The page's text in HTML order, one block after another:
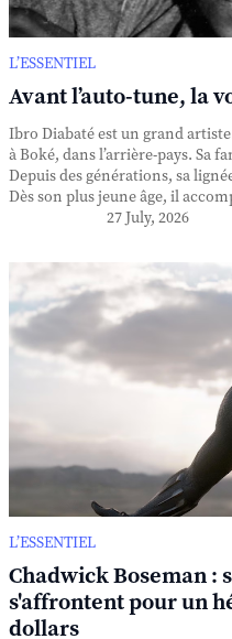
L’ESSENTIEL
Avant l’auto-tune, la
Ibro Diabaté est un grand
à Boké, dans l’arrière-pays. Sa
Depuis des générations, sa
Dès son plus jeune âge, il
27 July, 2026
L’ESSENTIEL
Chadwick Boseman :
s'affrontent pour un
dollars